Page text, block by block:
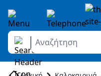
Skip to Content
Αναζήτηση